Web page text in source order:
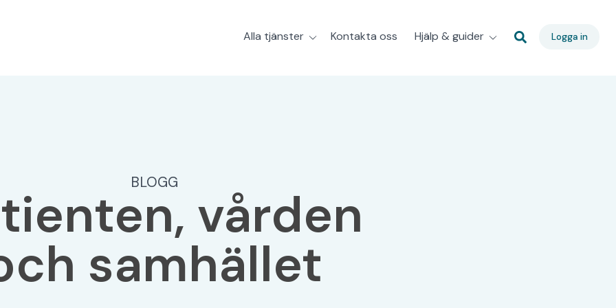
Alla tjänster Kontakta oss Hjälp & guider Logga in
BLOGG
vården
samhället